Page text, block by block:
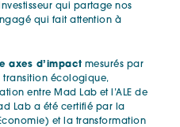
qui partage nos
qui fait attention à
axes d’impact mesurés par
transition écologique,
entre Mad Lab et l’ALE de
Lab a été certifié par la
et la transformation